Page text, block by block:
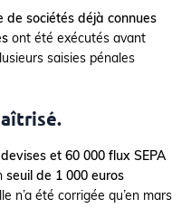
de sociétés déjà connues
ont été exécutés avant
saisies pénales
et 60 000 flux SEPA
seuil de 1 000 euros
n’a été corrigée qu’en mars